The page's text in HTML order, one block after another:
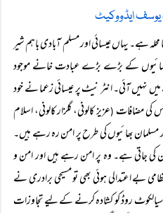
ایڈووکیٹ
محلہ ہے۔ یہاں عیسائی اور مسلم آبادی باہم شیر
کے بڑے بڑے عبادت خانے موجود
نہیں آئی۔ انٹر نیٹ پر عیسائی زعما نے خود
کی مضافات (عزیز کالونی، گلزار کالونی، اسلام
مسلمان بھائیوں کی طرح پر امن رہ رہے ہیں۔
کی جاتی ہے۔ وہ پر امن رہے ہیں اور امن و
بے اعتدالی ہوئی بھی تو مسیحی برادری نے
روڈ کو کشادہ کرنے کے لیے تجاوزات